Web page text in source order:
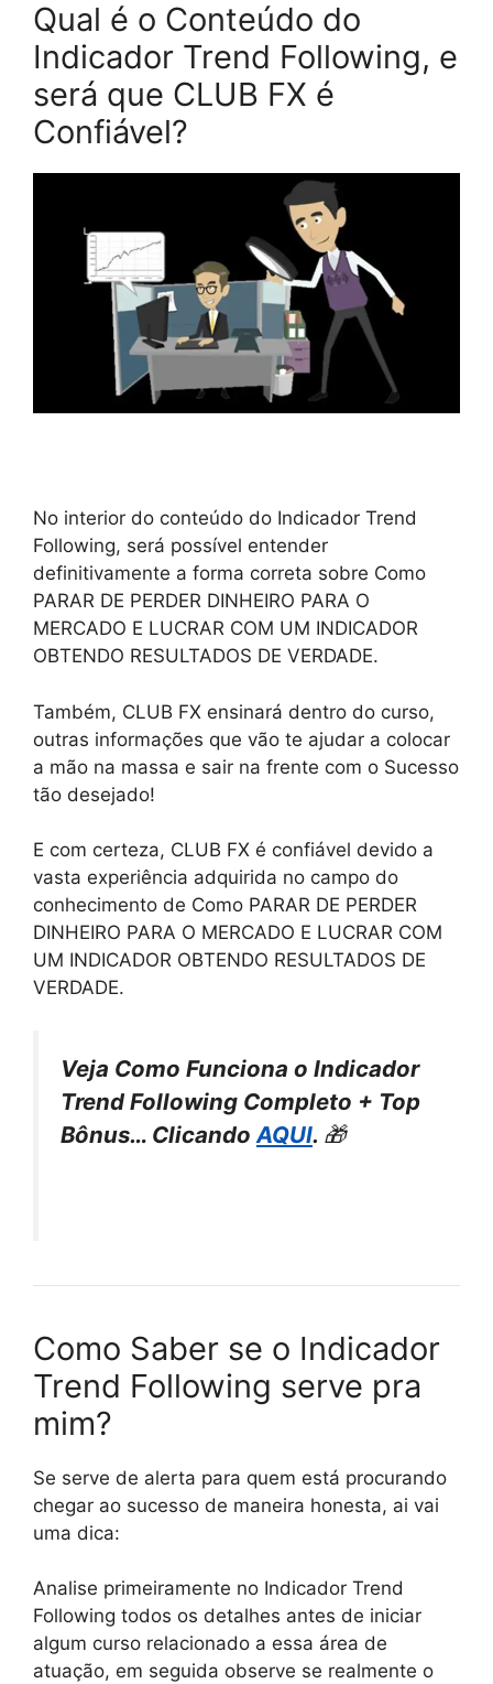
Qual é o Conteúdo do
Indicador Trend Following, e
será que CLUB FX é
Confiável?
No interior do conteúdo do Indicador Trend
Following, será possível entender
definitivamente a forma correta sobre Como
PARAR DE PERDER DINHEIRO PARA O
MERCADO E LUCRAR COM UM INDICADOR
OBTENDO RESULTADOS DE VERDADE.
Também, CLUB FX ensinará dentro do curso,
outras informações que vão te ajudar a colocar
a mão na massa e sair na frente com o Sucesso
tão desejado!
E com certeza, CLUB FX é confiável devido a
vasta experiência adquirida no campo do
conhecimento de Como PARAR DE PERDER
DINHEIRO PARA O MERCADO E LUCRAR COM
UM INDICADOR OBTENDO RESULTADOS DE
VERDADE.
Veja Como Funciona o Indicador
Trend Following Completo + Top
Bônus… Clicando AQUI. 🎁
Como Saber se o Indicador
Trend Following serve pra
mim?
Se serve de alerta para quem está procurando
chegar ao sucesso de maneira honesta, ai vai
uma dica:
Analise primeiramente no Indicador Trend
Following todos os detalhes antes de iniciar
algum curso relacionado a essa área de
atuação, em seguida observe se realmente o